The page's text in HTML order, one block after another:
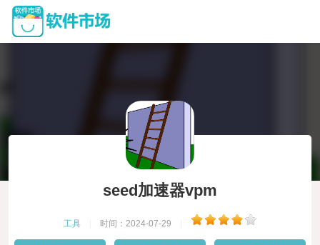
seed加速器vpm
工具 时间：2024-07-29